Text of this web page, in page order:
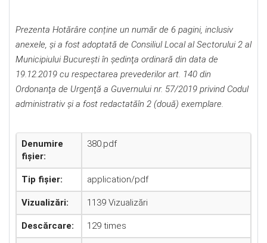
Prezenta Hotărâre conține un număr de 6 pagini, inclusiv
anexele, și a fost adoptată de Consiliul Local al Sectorului 2 al
Municipiului Bucureşti în şedinţa ordinară din data de
19.12.2019 cu respectarea prevederilor art. 140 din
Ordonanţa de Urgenţă a Guvernului nr. 57/2019 privind Codul
administrativ şi a fost redactatăîn 2 (două) exemplare.
Denumire
fișier:
380.pdf
Tip fișier: application/pdf
Vizualizări: 1139 Vizualizări
Descărcare: 129 times